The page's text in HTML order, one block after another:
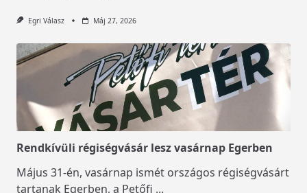
Egri Válasz Máj 27, 2026
Rendkívüli régiségvásár lesz vasárnap Egerben
Május 31-én, vasárnap ismét országos régiségvásárt
tartanak Egerben, a Petőfi ...